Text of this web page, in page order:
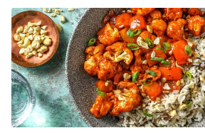
Knödel mit doppelt Bacon auf
Gewürzte Aubergine
Doppelt Lammhack-Köfte
Crispy Schweinesteak & Pommes
Bio-Schweinemedaillons in
Klassisches Gulasch mit